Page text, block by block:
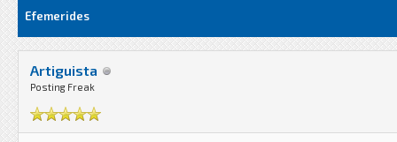
Efemerides
Artiguista
Posting Freak